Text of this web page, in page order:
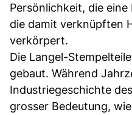
Persönlichkeit, die
die damit verknüpften
verkörpert.
Die Langel-
gebaut. Während
Industriegeschichte
grosser Bedeutung,